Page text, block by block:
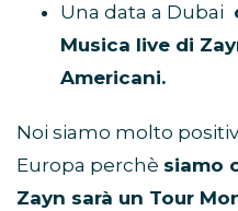
Una data a Dubai
Musica live di
Americani.
Noi siamo molto
Europa perchè siamo
Zayn sarà un Tour